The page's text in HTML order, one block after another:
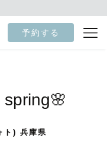
予約する
ト) 兵庫県